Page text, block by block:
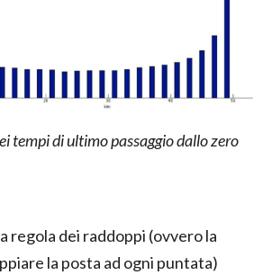
tempi di ultimo passaggio dallo zero
regola dei raddoppi (ovvero la
la posta ad ogni puntata)